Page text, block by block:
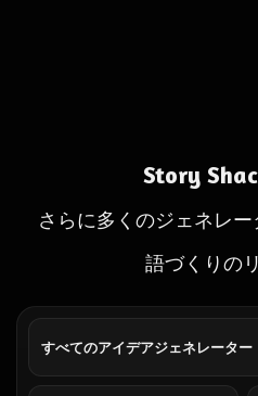
Story
さらに多くのジェネレ
語づくりの
すべてのアイデアジェネレーター